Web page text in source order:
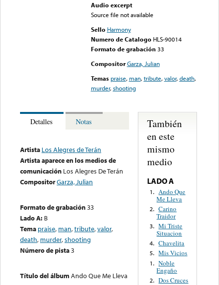
Audio excerpt
Source file not available
Sello Harmony
Numero de Catalogo HLS-90014
Formato de grabación 33
Compositor Garza, Julian
Temas praise, man,tribute,valor,death,
murder,shooting
Detalles Notas
Artista Los Alegres de Terán
Artista aparece en los medios de
comunicación Los Alegres De Terán
CompositorGarza, Julian
Formato de grabación33
Lado A: B
Tema praise, man,tribute,valor,
death, murder,shooting
Número de pista3
Título del álbumAndo Que Me Lleva
También
en este
mismo
medio
LADO A
1. Ando Que
Me Lleva
2. Carino
Traidor
3. Mi Triste
Situacion
4. Chavelita
5. Mis Vicios
1. Noble
Engaño
2. Dos Cruces